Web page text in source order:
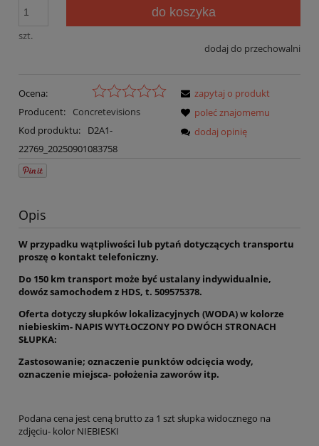
szt.
do koszyka
dodaj do przechowalni
Ocena:
Producent:
Concretevisions
Kod produktu:
D2A1-
22769_20250901083758
zapytaj o produkt
poleć znajomemu
dodaj opinię
Opis
W przypadku wątpliwości lub pytań dotyczących transportu
proszę o kontakt telefoniczny.
Do 150 km transport może być ustalany indywidualnie,
dowóz samochodem z HDS, t. 509575378.
Oferta dotyczy słupków lokalizacyjnych (WODA) w kolorze
niebieskim- NAPIS WYTŁOCZONY PO DWÓCH STRONACH
SŁUPKA:
Zastosowanie; oznaczenie punktów odcięcia wody,
oznaczenie miejsca- położenia zaworów itp.
Podana cena jest ceną brutto za 1 szt słupka widocznego na
zdjęciu- kolor NIEBIESKI